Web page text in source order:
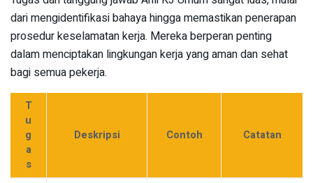
dari mengidentifikasi bahaya hingga memastikan penerapan
prosedur keselamatan kerja. Mereka berperan penting
dalam menciptakan lingkungan kerja yang aman dan sehat
bagi semua pekerja.
T
u
g
a
s
Deskripsi Contoh Catatan